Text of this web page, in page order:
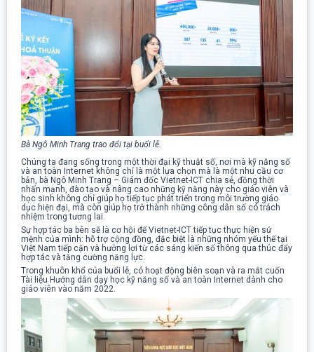
Bà Ngô Minh Trang trao đổi tại buổi lễ.
Chúng ta đang sống trong một thời đại kỹ thuật số, nơi mà kỹ năng số
và an toàn Internet không chỉ là một lựa chọn mà là một nhu cầu cơ
bản, bà Ngô Minh Trang – Giám đốc Vietnet-ICT chia sẻ, đồng thời
nhấn mạnh, đào tạo và nâng cao những kỹ năng này cho giáo viên và
học sinh không chỉ giúp họ tiếp tục phát triển trong môi trường giáo
dục hiện đại, mà còn giúp họ trở thành những công dân số có trách
nhiệm trong tương lai.
Sự hợp tác ba bên sẽ là cơ hội để Vietnet-ICT tiếp tục thực hiện sứ
mệnh của mình: hỗ trợ cộng đồng, đặc biệt là những nhóm yếu thế tại
Việt Nam tiếp cận và hưởng lợi từ các sáng kiến số thông qua thúc đẩy
hợp tác và tăng cường năng lực.
Trong khuôn khổ của buổi lễ, có hoạt động biên soạn và ra mắt cuốn
Tài liệu Hướng dẫn dạy học kỹ năng số và an toàn Internet dành cho
giáo viên vào năm 2022.